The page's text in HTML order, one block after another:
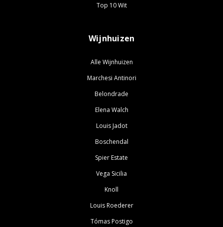
Top 10 Wit
Wijnhuizen
Alle Wijnhuizen
Marchesi Antinori
Belondrade
Elena Walch
Louis Jadot
Boschendal
Spier Estate
Vega Sicilia
Knoll
Louis Roederer
Tómas Postigo